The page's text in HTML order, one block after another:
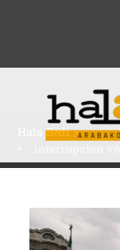
Hala Bedi>